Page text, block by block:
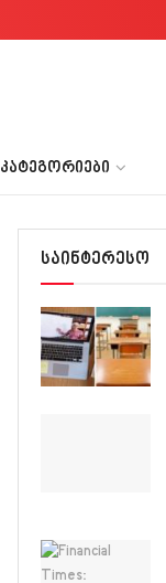
ᲙᲐᲢᲔᲒᲝᲠᲘᲔᲑᲘ
საინტერესო